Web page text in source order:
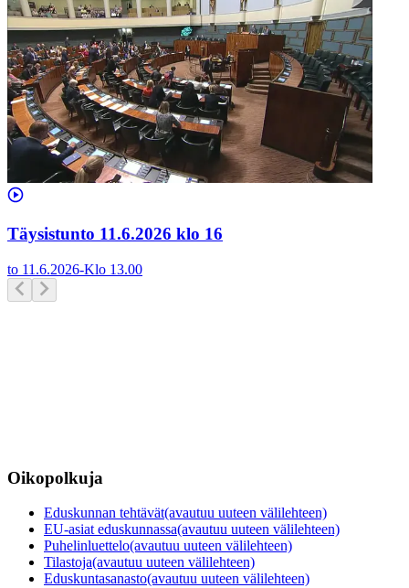
Täysistunto 11.6.2026 klo 16
to 11.6.2026-Klo 13.00
Oikopolkuja
Eduskunnan tehtävät(avautuu uuteen välilehteen)
EU-asiat eduskunnassa(avautuu uuteen välilehteen)
Puhelinluettelo(avautuu uuteen välilehteen)
Tilastoja(avautuu uuteen välilehteen)
Eduskuntasanasto(avautuu uuteen välilehteen)